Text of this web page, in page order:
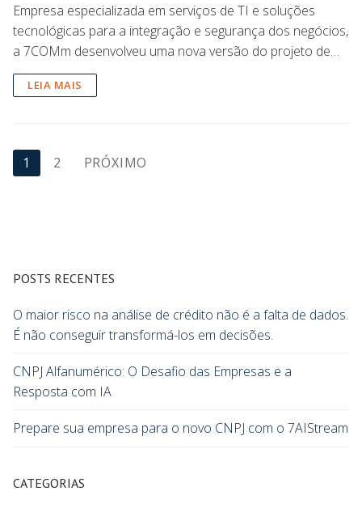
Empresa especializada em serviços de TI e soluções
tecnológicas para a integração e segurança dos negócios,
a 7COMm desenvolveu uma nova versão do projeto de…
LEIA MAIS
1 2 PRÓXIMO
POSTS RECENTES
O maior risco na análise de crédito não é a falta de dados.
É não conseguir transformá-los em decisões.
CNPJ Alfanumérico: O Desafio das Empresas e a
Resposta com IA
Prepare sua empresa para o novo CNPJ com o 7AIStream
CATEGORIAS